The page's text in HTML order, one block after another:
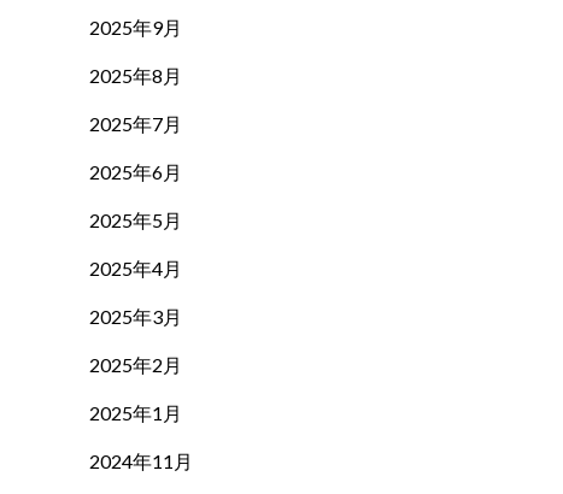
2025年9月
2025年8月
2025年7月
2025年6月
2025年5月
2025年4月
2025年3月
2025年2月
2025年1月
2024年11月